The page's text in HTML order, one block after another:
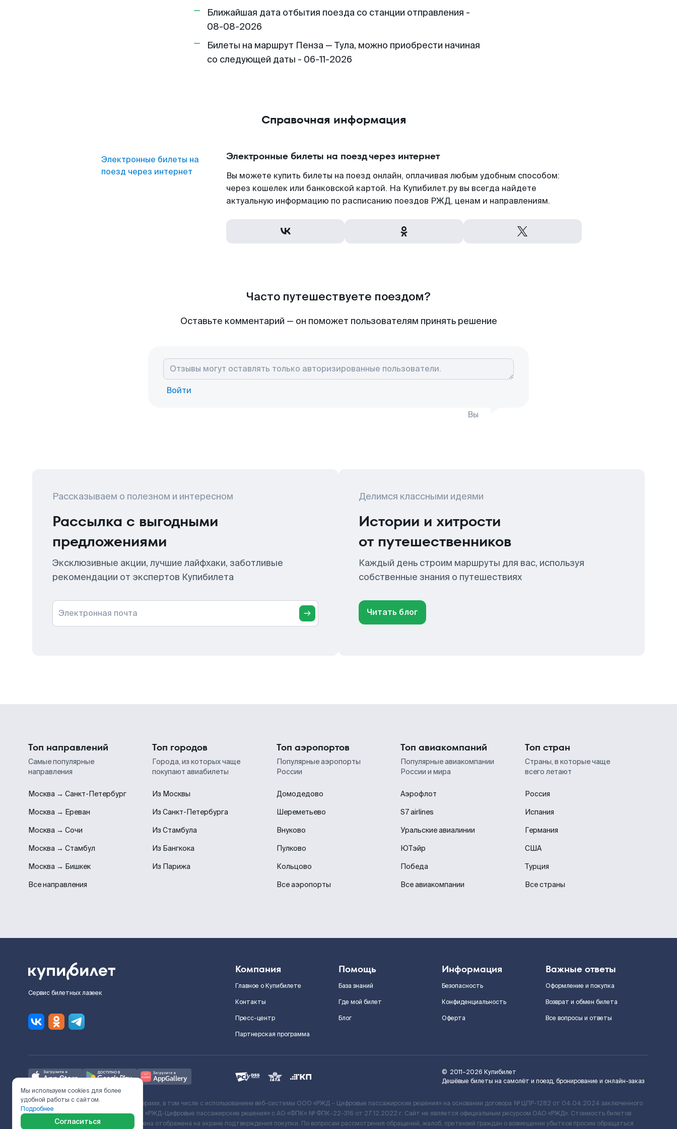
Ближайшая дата отбытия поезда со станции отправления -
08-08-2026
Билеты на маршрут Пенза — Тула, можно приобрести начиная
со следующей даты - 06-11-2026
Справочная информация
Электронные билеты на
поезд через интернет
Электронные билеты на поезд через интернет
Вы можете купить билеты на поезд онлайн, оплачивая любым удобным способом:
через кошелек или банковской картой. На Купибилет.ру вы всегда найдете
актуальную информацию по расписанию поездов РЖД, ценам и направлениям.
Часто путешествуете поездом?
Оставьте комментарий — он поможет пользователям принять решение
Войти
Вы
Рассказываем о полезном и интересном
Рассылка с выгодными
предложениями
Эксклюзивные акции, лучшие лайфхаки, заботливые
рекомендации от экспертов Купибилета
Электронная почта
Делимся классными идеями
Истории и хитрости
от путешественников
Каждый день строим маршруты для вас, используя
собственные знания о путешествиях
Читать блог
Топ направлений
Самые популярные
направления
Москва → Санкт-Петербург
Москва → Ереван
Москва → Сочи
Москва → Стамбул
Москва → Бишкек
Все направления
Топ городов
Города, из которых чаще
покупают авиабилеты
Из Москвы
Из Санкт-Петербурга
Из Стамбула
Из Бангкока
Из Парижа
Топ аэропортов
Популярные аэропорты
России
Домодедово
Шереметьево
Внуково
Пулково
Кольцово
Все аэропорты
Топ авиакомпаний
Популярные авиакомпании
России и мира
Аэрофлот
S7 airlines
Уральские авиалинии
ЮТэйр
Победа
Все авиакомпании
Топ стран
Страны, в которые чаще
всего летают
Россия
Испания
Германия
США
Турция
Все страны
Сервис билетных лазеек
Компания
Главное о Купибилете
Контакты
Пресс-центр
Партнерская программа
Помощь
База знаний
Где мой билет
Блог
Информация
Безопасность
Конфиденциальность
Оферта
Важные ответы
Оформление и покупка
Возврат и обмен билета
Все вопросы и ответы
© 2011–2026 Купибилет
Дешёвые билеты на самолёт и поезд, бронирование и онлайн-заказ
Ж/Д билеты предоставляются партнёрами, в том числе с использованием веб-системы ООО «РЖД – Цифровые пассажирские решения» на основании договора № ЦПР-1282 от 04.04.2024 заключенного
с Поставщиком услуг и Договора ООО «РЖД-Цифровые пассажирские решения» c АО «ФПК» № ФПК-22-316 от 27.12.2022 г. Сайт не является официальным ресурсом ОАО «РЖД». Стоимость билетов
включает сервисный сбор. Итоговая цена отображена на экране подтверждения покупки. По вопросам рассмотрения обращений, жалоб, претензий граждан о возмещении убытков просим обращаться
Мы используем cookies для более
удобной работы с сайтом.
Подробнее
Согласиться